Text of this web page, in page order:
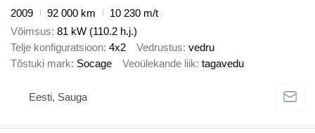
2009
92 000 km
10 230 m/t
Võimsus 81 kW (110.2 h.j.)
Telje konfiguratsioon 4x2 Vedrustus vedru
Tõstuki mark Socage Veoülekande liik tagavedu
Eesti, Sauga